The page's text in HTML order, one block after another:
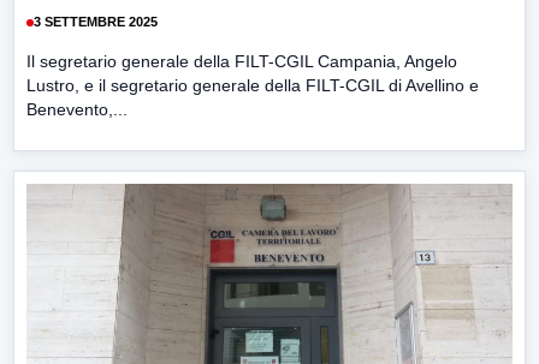
3 SETTEMBRE 2025
Il segretario generale della FILT-CGIL Campania, Angelo
Lustro, e il segretario generale della FILT-CGIL di Avellino e
Benevento,...